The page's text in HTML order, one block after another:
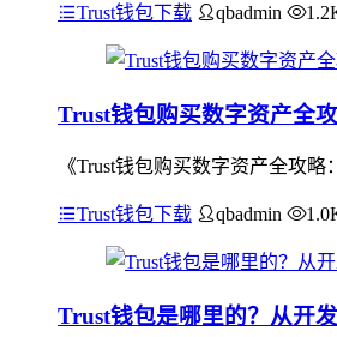
Trust钱包下载 qbadmin
Trust钱包购买数字资产全
《Trust钱包购买数字资产全攻
Trust钱包下载 qbadmin
Trust钱包是哪里的？从开